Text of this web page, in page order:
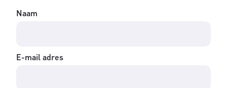
Naam
E-mail adres